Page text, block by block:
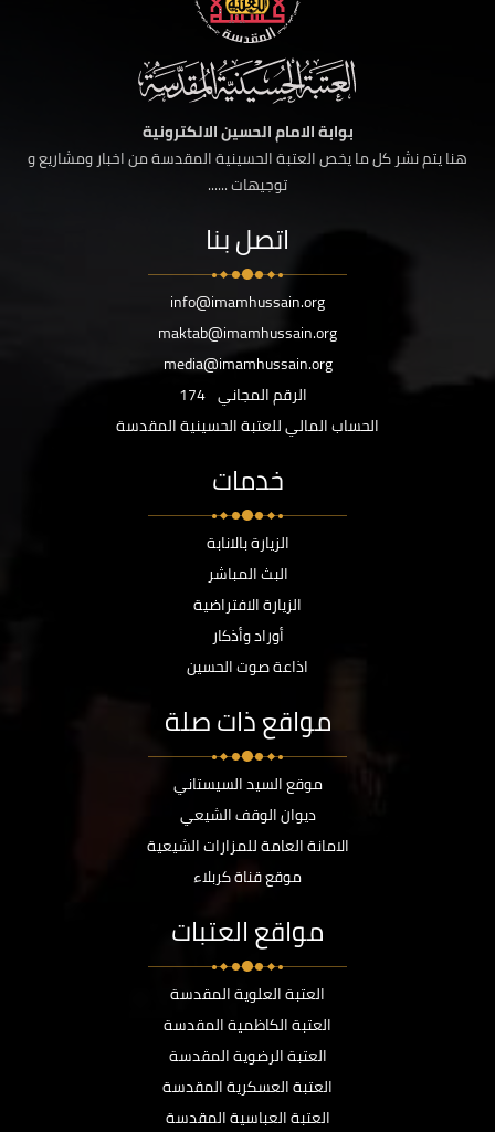
بوابة الامام الحسين الالكترونية
هنا يتم نشر كل ما يخص العتبة الحسينية المقدسة من اخبار ومشاريع و
توجيهات ......
اتصل بنا
info@imamhussain.org
maktab@imamhussain.org
media@imamhussain.org
الرقم المجاني 174
الحساب المالي للعتبة الحسينية المقدسة
خدمات
الزيارة بالانابة
البث المباشر
الزيارة الافتراضية
أوراد وأذكار
اذاعة صوت الحسين
مواقع ذات صلة
موقع السيد السيستاني
ديوان الوقف الشيعي
الامانة العامة للمزارات الشيعية
موقع قناة كربلاء
مواقع العتبات
العتبة العلوية المقدسة
العتبة الكاظمية المقدسة
العتبة الرضوية المقدسة
العتبة العسكرية المقدسة
العتبة العباسية المقدسة